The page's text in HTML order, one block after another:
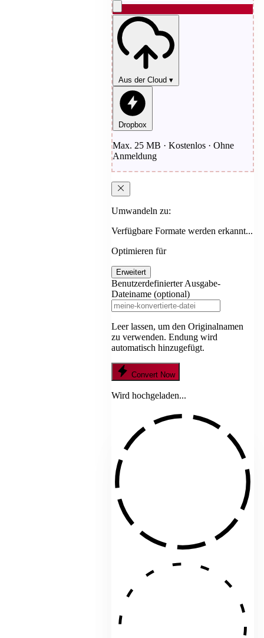
Aus der Cloud ▾
Dropbox
Max. 25 MB · Kostenlos · Ohne
Anmeldung
Umwandeln zu:
Verfügbare Formate werden erkannt...
Optimieren für
Erweitert
Benutzerdefinierter Ausgabe-
Dateiname (optional)
Leer lassen, um den Originalnamen
zu verwenden. Endung wird
automatisch hinzugefügt.
Convert Now
Wird hochgeladen...